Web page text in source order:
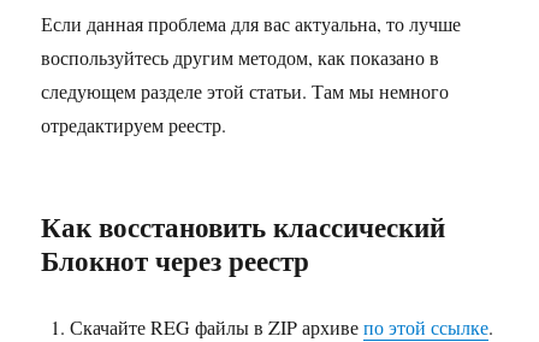
Если данная проблема для вас актуальна, то лучше
воспользуйтесь другим методом, как показано в
следующем разделе этой статьи. Там мы немного
отредактируем реестр.
Как восстановить классический
Блокнот через реестр
Скачайте REG файлы в ZIP архивепо этой ссылке.